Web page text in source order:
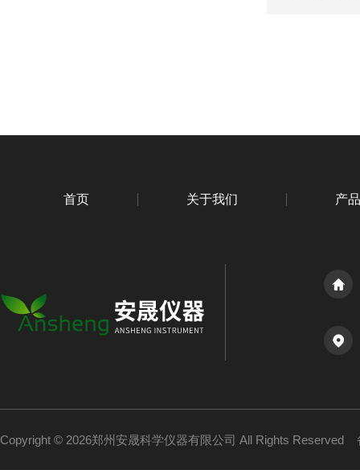
首页 关于我们 产
Copyright © 2026郑州安晟科学仪器有限公司 All Rights Reserved